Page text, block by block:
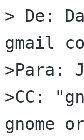
> De:
gmail
>Para:
>CC:
gnome